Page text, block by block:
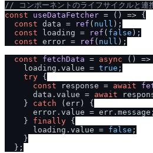
// コンポーネントのライフサイクルと連
const
useDataFetcher = ( ) => {
const data = ref ( null );
const loading = ref ( false );
const error = ref ( null );
const
fetchData = async ( )
    loading.
value = true ;
try {
const response = await
      data.
value = await
    }
catch (err) {
      error.
value = err. message ;
    }
finally {
      loading.
value = false ;
    }
  };